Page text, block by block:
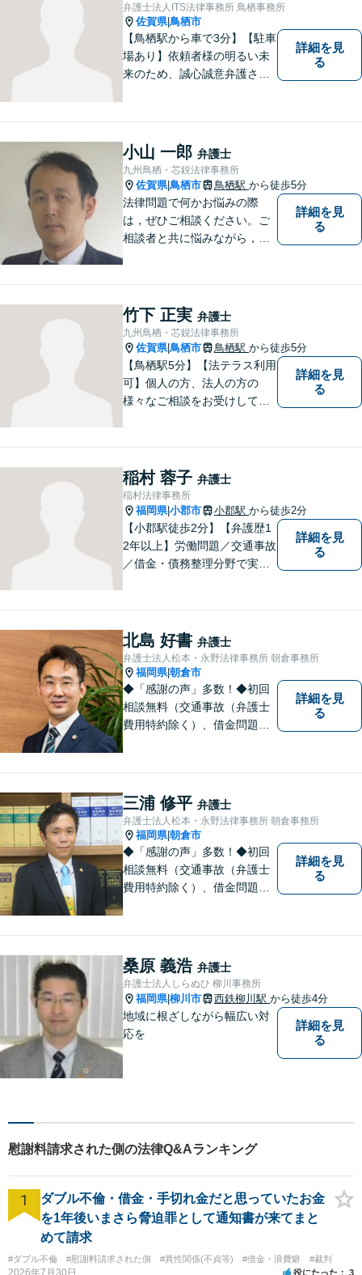
弁護士法人ITS法律事務所 鳥栖事務所
佐賀県|鳥栖市
【鳥栖駅から車で3分】【駐車
場あり】依頼者様の明るい未
来のため、誠心誠意弁護させ
す。インターネット／刑事／
相続など、幅広い困りごとに
対応可能！【完全個室で対
応】
詳細を見
る
小山 一郎 弁護士
九州鳥栖・芯鋭法律事務所
佐賀県|鳥栖市 鳥栖駅 から徒歩5分
法律問題で何かお悩みの際
は，ぜひご相談ください。ご
相談者と共に悩みながら，い
詳細を見
る
竹下 正実 弁護士
九州鳥栖・芯鋭法律事務所
佐賀県|鳥栖市 鳥栖駅 から徒歩5分
【鳥栖駅5分】【法テラス利用
可】個人の方、法人の方の
様々なご相談をお受けしてお
案いたします。【債務整理・
残業代請求については初回面
談無料】【土日祝・夜間相談
可】
詳細を見
る
稲村 蓉子 弁護士
稲村法律事務所
福岡県|小郡市 小郡駅 から徒歩2分
【小郡駅徒歩2分】【弁護歴1
2年以上】労働問題／交通事故
／借金・債務整理分野で実績
笑顔と元気を取り戻し、新た
な第一歩を踏み出せるよう、
最大限尽力します。
詳細を見
る
北島 好書 弁護士
弁護士法人松本・永野法律事務所 朝倉事務所
福岡県|朝倉市
◆「感謝の声」多数！◆初回
相談無料（交通事故（弁護士
費用特約除く）、借金問題、
◆11260件の相談実績（令和1
～7年合計）
詳細を見
る
三浦 修平 弁護士
弁護士法人松本・永野法律事務所 朝倉事務所
福岡県|朝倉市
◆「感謝の声」多数！◆初回
相談無料（交通事故（弁護士
費用特約除く）、借金問題、
績（令和1～7年合計）
詳細を見
る
桑原 義浩 弁護士
弁護士法人しらぬひ 柳川事務所
福岡県|柳川市 西鉄柳川駅 から徒歩4分
地域に根ざしながら幅広い対
応を
詳細を見
る
慰謝料請求された側の法律Q&Aランキング
1
ダブル不倫・借金・手切れ金だと思っていたお金
を1年後いまさら脅迫罪として通知書が来てまと
めて請求
#ダブル不倫 #慰謝料請求された側 #異性関係(不貞等) #借金・浪費癖 #裁判
2026年7月30日 役にたった 3